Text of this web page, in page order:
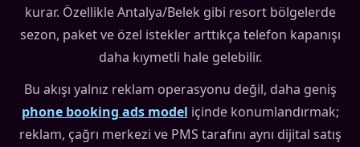
kurar. Özellikle Antalya/Belek gibi resort bölgelerde
sezon, paket ve özel istekler arttıkça telefon kapanışı
daha kıymetli hale gelebilir.
Bu akışı yalnız reklam operasyonu değil, daha geniş
phone booking ads model içinde konumlandırmak;
reklam, çağrı merkezi ve PMS tarafını aynı dijital satış